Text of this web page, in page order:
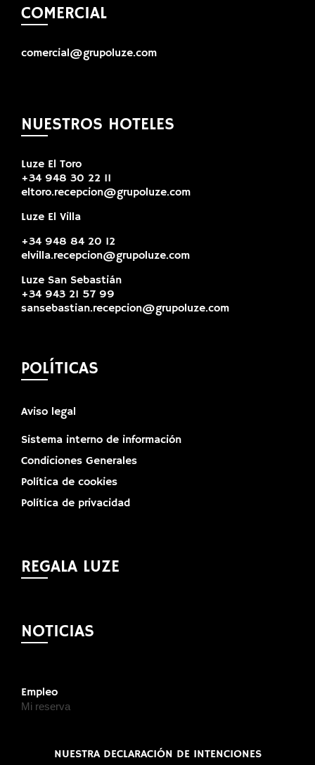
COMERCIAL
comercial@grupoluze.com
NUESTROS HOTELES
Luze El Toro
+34 948 30 22 11
eltoro.recepcion@grupoluze.com
Luze El Villa
+34 948 84 20 12
elvilla.recepcion@grupoluze.com
Luze San Sebastián
+34 943 21 57 99
sansebastian.recepcion@grupoluze.com
POLÍTICAS
Aviso legal
Sistema interno de información
Condiciones Generales
Política de cookies
Política de privacidad
REGALA LUZE
NOTICIAS
Empleo
Mi reserva
NUESTRA DECLARACIÓN DE INTENCIONES